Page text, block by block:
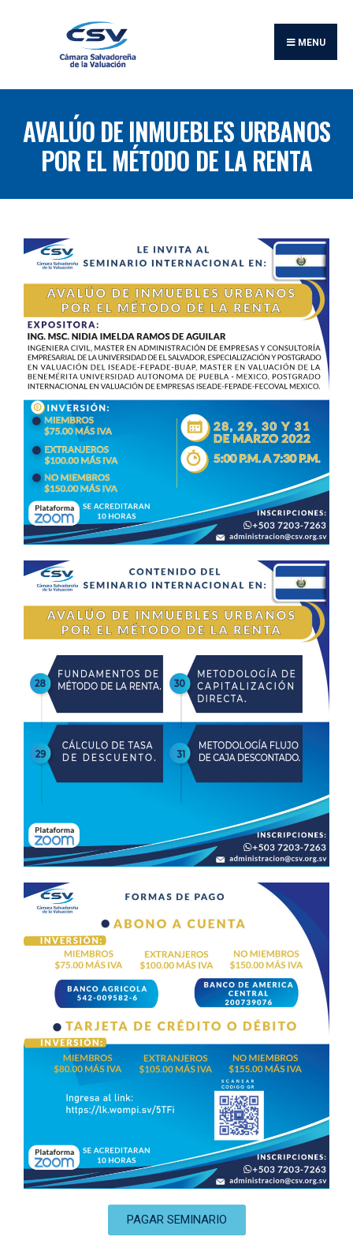
MENU
AVALÚO DE INMUEBLES URBANOS
POR EL MÉTODO DE LA RENTA
PAGAR SEMINARIO